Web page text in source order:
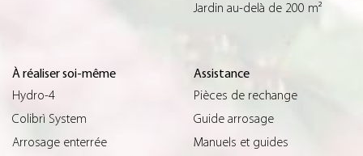
Jardin au-delà de 200 m²
À réaliser soi-même
Hydro-4
Colibrì System
Arrosage enterrée
Assistance
Pièces de rechange
Guide arrosage
Manuels et guides